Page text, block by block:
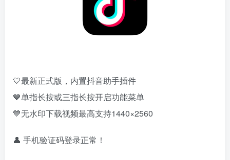
💙最新正式版，内置抖音助手插件
💙单指长按或三指长按开启功能菜单
💙无水印下载视频最高支持1440×2560
👤 手机验证码登录正常！